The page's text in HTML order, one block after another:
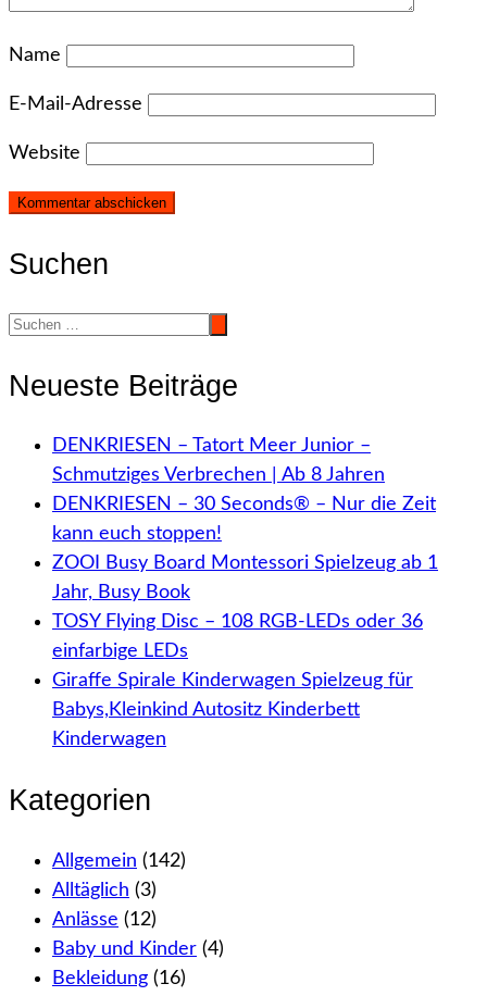
Name
E-Mail-Adresse
Website
Suchen
Neueste Beiträge
DENKRIESEN – Tatort Meer Junior –
Schmutziges Verbrechen | Ab 8 Jahren
DENKRIESEN – 30 Seconds® – Nur die Zeit
kann euch stoppen!
ZOOI Busy Board Montessori Spielzeug ab 1
Jahr, Busy Book
TOSY Flying Disc – 108 RGB-LEDs oder 36
einfarbige LEDs
Giraffe Spirale Kinderwagen Spielzeug für
Babys,Kleinkind Autositz Kinderbett
Kinderwagen
Kategorien
Allgemein (142)
Alltäglich (3)
Anlässe (12)
Baby und Kinder (4)
Bekleidung (16)